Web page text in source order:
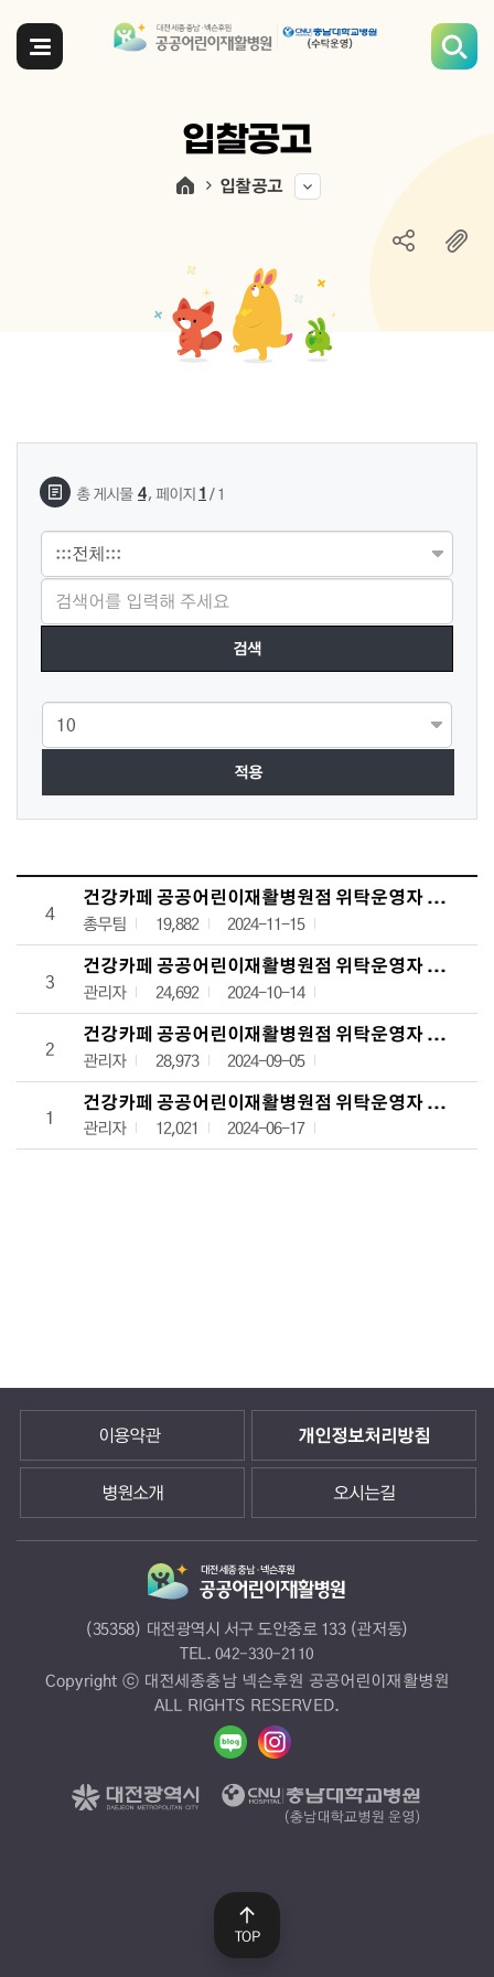
전체메뉴
입찰공고
입찰공고
게시물 검색
총 게시물 4, 페이지 1 / 1
적용
입찰공고 목록으로 번호, 제목, 작성자, 조회수,등록일, 첨부파일로
4
건강카페 공공어린이재활병원점 위탁운영자 모집 4
총무팀 19,882 2024-11-15
3
건강카페 공공어린이재활병원점 위탁운영자 모집 3
관리자 24,692 2024-10-14
2
건강카페 공공어린이재활병원점 위탁운영자 모집 2
관리자 28,973 2024-09-05
1
건강카페 공공어린이재활병원점 위탁운영자 모집 공
관리자 12,021 2024-06-17
이용약관 개인정보처리방침
병원소개 오시는길
(35358) 대전광역시 서구 도안중로 133 (관저동)
TEL. 042-330-2110
Copyright ⓒ 대전세종충남 넥슨후원 공공어린이재활병원
ALL RIGHTS RESERVED.
TOP